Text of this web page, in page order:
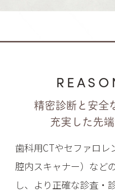
精密診断と安全
充実した先
歯科用CTやセファロレ
腔内スキャナー）など
し、より正確な診査・